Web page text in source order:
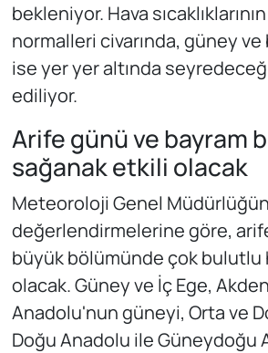
bekleniyor. Hava
normalleri civarında, güney
ise yer yer altında
ediliyor.
Arife günü ve bayram
sağanak etkili olacak
Meteoroloji Genel
değerlendirmelerine göre,
büyük bölümünde çok bulutlu
olacak. Güney ve İç Ege,
Anadolu'nun güneyi, Orta ve
Doğu Anadolu ile Güneydoğu